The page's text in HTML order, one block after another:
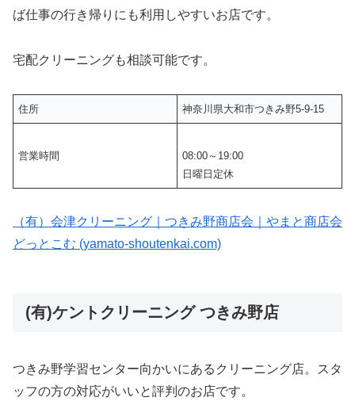
ば仕事の行き帰りにも利用しやすいお店です。
宅配クリーニングも相談可能です。
住所 神奈川県大和市つきみ野5-9-15
営業時間
08:00～19:00
日曜日定休
（有）会津クリーニング｜つきみ野商店会｜やまと商店会
どっとこむ (yamato-shoutenkai.com)
(有)ケントクリーニング つきみ野店
つきみ野学習センター向かいにあるクリーニング店。スタ
ッフの方の対応がいいと評判のお店です。